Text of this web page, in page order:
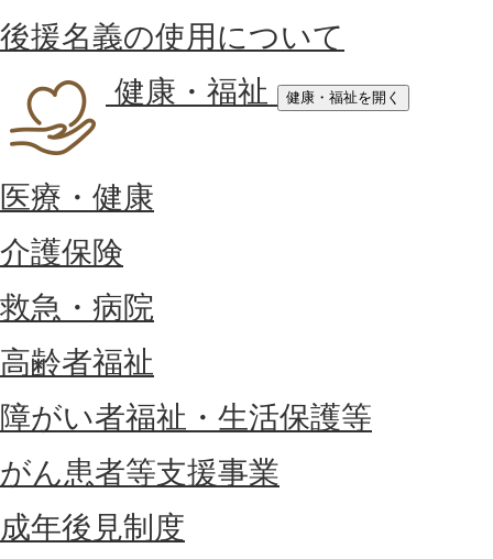
後援名義の使用について
健康・福祉
健康・福祉を開く
医療・健康
介護保険
救急・病院
高齢者福祉
障がい者福祉・生活保護等
がん患者等支援事業
成年後見制度